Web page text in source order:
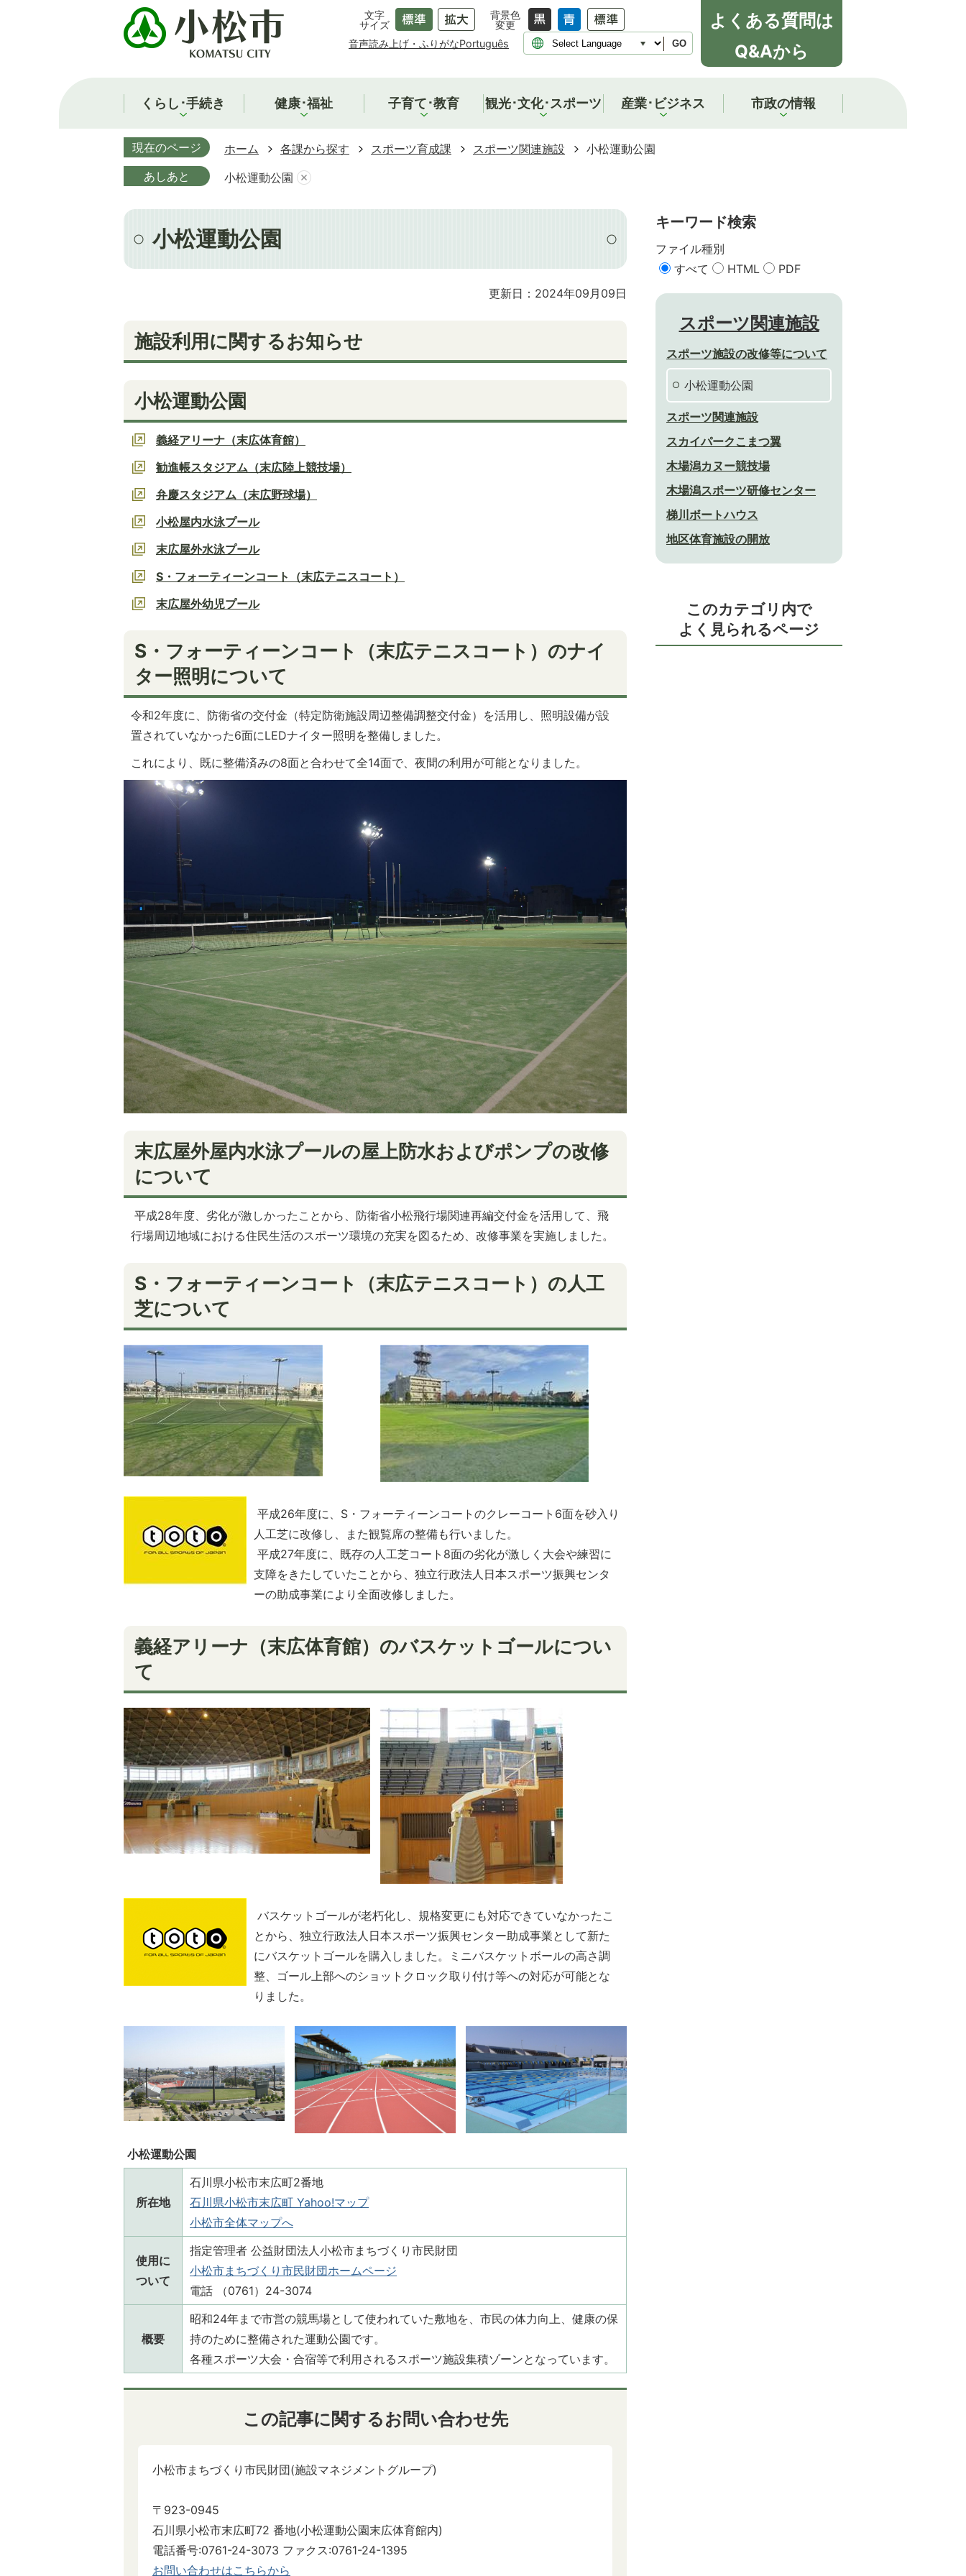
文字
サイズ
背景色
変更
音声読み上げ・ふりがなPortuguês GO
よくある質問は
Q&Aから
くらし･手続き 健康･福祉 子育て･教育 観光･文化･スポーツ 産業･ビジネス 市政の情報
現在のページ ホーム 各課から探す スポーツ育成課 スポーツ関連施設
小松運動公園
あしあと
小松運動公園
小松運動公園
更新日：2024年09月09日
施設利用に関するお知らせ
小松運動公園
義経アリーナ（末広体育館）
勧進帳スタジアム（末広陸上競技場）
弁慶スタジアム（末広野球場）
小松屋内水泳プール
末広屋外水泳プール
S・フォーティーンコート（末広テニスコート）
末広屋外幼児プール
S・フォーティーンコート（末広テニスコート）のナイ
ター照明について
令和2年度に、防衛省の交付金（特定防衛施設周辺整備調整交付金）を活用し、照明設備が設
置されていなかった6面にLEDナイター照明を整備しました。
これにより、既に整備済みの8面と合わせて全14面で、夜間の利用が可能となりました。
末広屋外屋内水泳プールの屋上防水およびポンプの改修
について
平成28年度、劣化が激しかったことから、防衛省小松飛行場関連再編交付金を活用して、飛
行場周辺地域における住民生活のスポーツ環境の充実を図るため、改修事業を実施しました。
S・フォーティーンコート（末広テニスコート）の人工
芝について
平成26年度に、S・フォーティーンコートのクレーコート6面を砂入り
人工芝に改修し、また観覧席の整備も行いました。
平成27年度に、既存の人工芝コート8面の劣化が激しく大会や練習に
支障をきたしていたことから、独立行政法人日本スポーツ振興センタ
ーの助成事業により全面改修しました。
義経アリーナ（末広体育館）のバスケットゴールについ
て
バスケットゴールが老朽化し、規格変更にも対応できていなかったこ
とから、独立行政法人日本スポーツ振興センター助成事業として新た
にバスケットゴールを購入しました。ミニバスケットボールの高さ調
整、ゴール上部へのショットクロック取り付け等への対応が可能とな
りました。
小松運動公園
所在地
石川県小松市末広町2番地
石川県小松市末広町 Yahoo!マップ
小松市全体マップへ
使用に
ついて
指定管理者 公益財団法人小松市まちづくり市民財団
小松市まちづくり市民財団ホームページ
電話 （0761）24-3074
概要
昭和24年まで市営の競馬場として使われていた敷地を、市民の体力向上、健康の保
持のために整備された運動公園です。
各種スポーツ大会・合宿等で利用されるスポーツ施設集積ゾーンとなっています。
この記事に関するお問い合わせ先
小松市まちづくり市民財団(施設マネジメントグループ)
〒923-0945
石川県小松市末広町72 番地(小松運動公園末広体育館内)
電話番号:0761-24-3073 ファクス:0761-24-1395
お問い合わせはこちらから
キーワード検索
ファイル種別
すべて
HTML PDF
スポーツ関連施設
スポーツ施設の改修等について
小松運動公園
スポーツ関連施設
スカイパークこまつ翼
木場潟カヌー競技場
木場潟スポーツ研修センター
梯川ボートハウス
地区体育施設の開放
このカテゴリ内で
よく見られるページ